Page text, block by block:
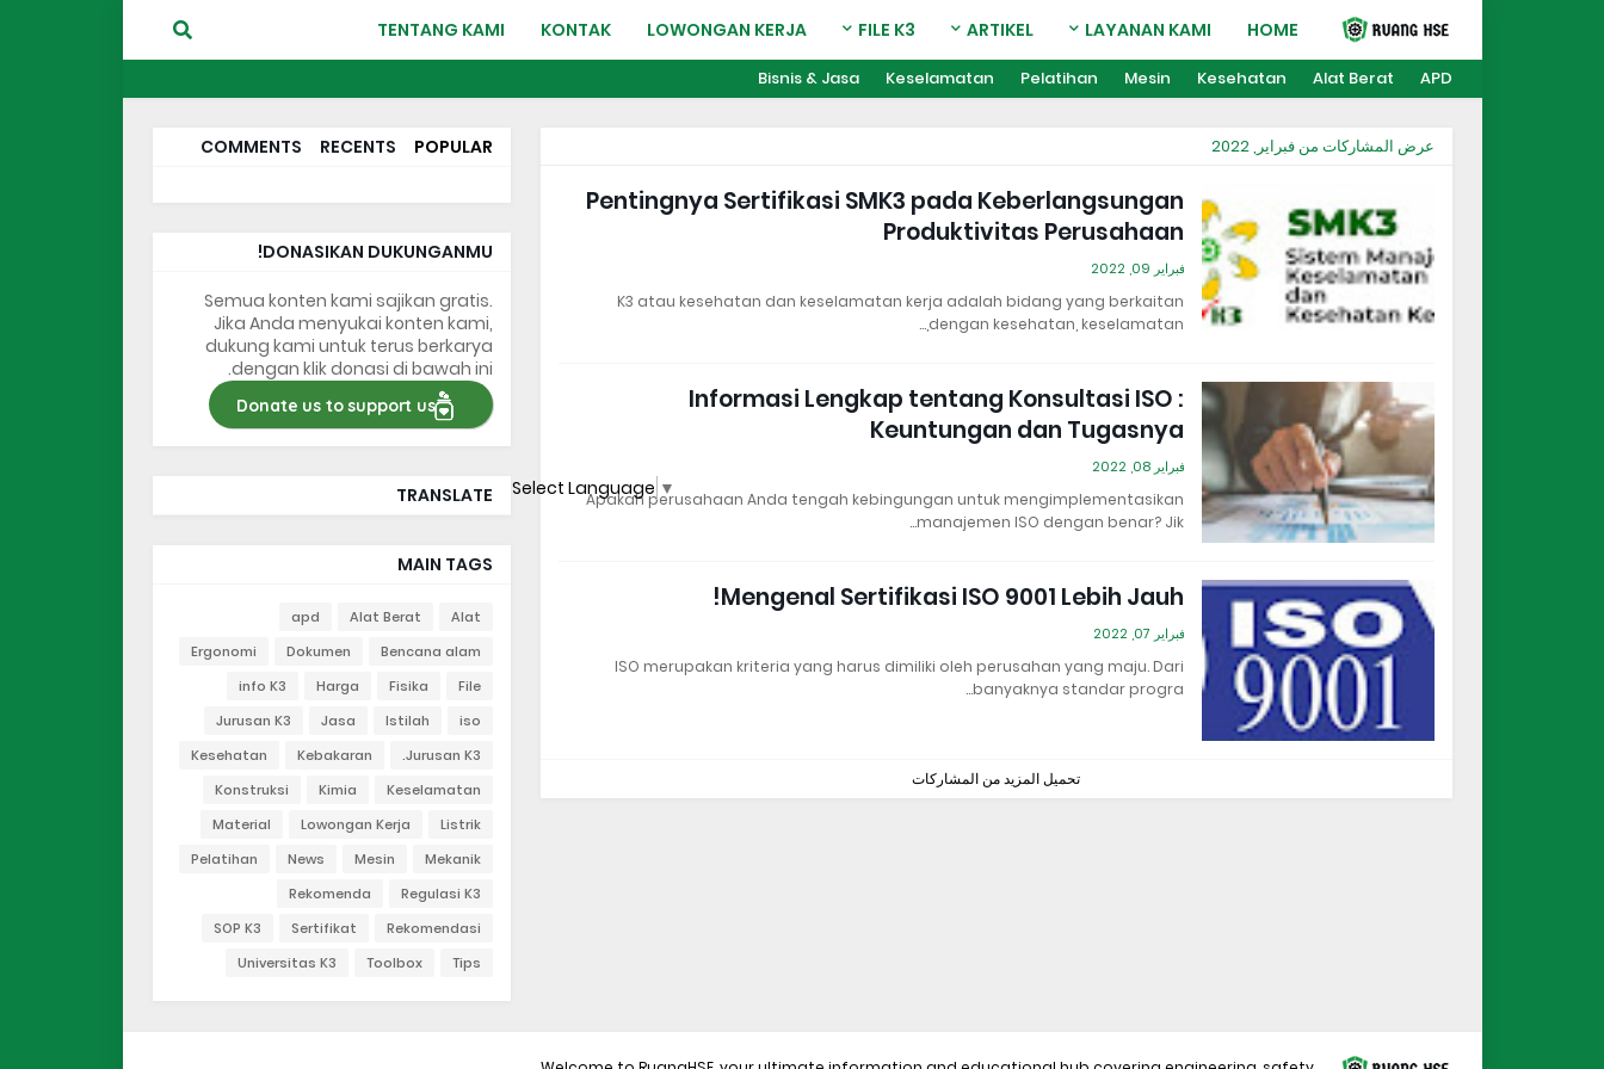
HOME
LAYANAN KAMI
ARTIKEL
FILE K3
LOWONGAN KERJA
KONTAK
TENTANG KAMI
APD
Alat Berat
Kesehatan
Mesin
Pelatihan
Keselamatan
Bisnis & Jasa
عرض المشاركات من فبراير, 2022
Pentingnya Sertifikasi SMK3 pada Keberlangsungan
Produktivitas Perusahaan
فبراير 09, 2022
K3 atau kesehatan dan keselamatan kerja adalah bidang yang berkaitan
dengan kesehatan, keselamatan,…
Informasi Lengkap tentang Konsultasi ISO :
Keuntungan dan Tugasnya
فبراير 08, 2022
Apakah perusahaan Anda tengah kebingungan untuk mengimplementasikan
manajemen ISO dengan benar? Jik…
Mengenal Sertifikasi ISO 9001 Lebih Jauh!
فبراير 07, 2022
ISO merupakan kriteria yang harus dimiliki oleh perusahan yang maju. Dari
banyaknya standar progra…
تحميل المزيد من المشاركات
POPULAR
RECENTS
COMMENTS
DONASIKAN DUKUNGANMU!
Semua konten kami sajikan gratis.
Jika Anda menyukai konten kami,
dukung kami untuk terus berkarya
dengan klik donasi di bawah ini.
Donate us to support us
TRANSLATE Select Language ▼
MAIN TAGS
Alat
Alat Berat
apd
Bencana alam
Dokumen
Ergonomi
File
Fisika
Harga
info K3
iso
Istilah
Jasa
Jurusan K3
Jurusan K3.
Kebakaran
Kesehatan
Keselamatan
Kimia
Konstruksi
Listrik
Lowongan Kerja
Material
Mekanik
Mesin
News
Pelatihan
Regulasi K3
Rekomenda
Rekomendasi
Sertifikat
SOP K3
Tips
Toolbox
Universitas K3